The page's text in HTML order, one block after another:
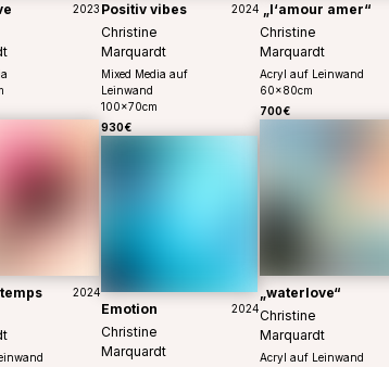
2023
2024
Positiv vibes
Christine
Marquardt
Mixed Media auf
Leinwand
100x70cm
930€
2024
Emotion
Christine
Marquardt
2024
„l‘amour amer“
Christine
Marquardt
Acryl auf Leinwand
60x80cm
700€
„waterlove“
Christine
Marquardt
Acryl auf Leinwand